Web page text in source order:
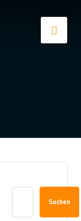
Suchen